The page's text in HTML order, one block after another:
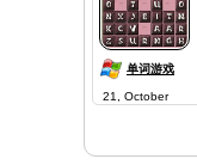
单词游戏
21, October